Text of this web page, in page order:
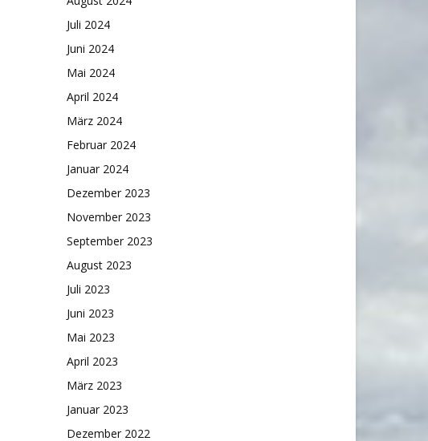
Juli 2024
Juni 2024
Mai 2024
April 2024
März 2024
Februar 2024
Januar 2024
Dezember 2023
November 2023
September 2023
August 2023
Juli 2023
Juni 2023
Mai 2023
April 2023
März 2023
Januar 2023
Dezember 2022